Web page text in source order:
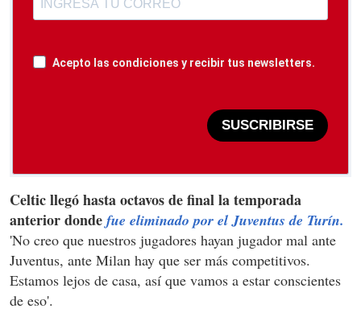
Acepto las condiciones y recibir tus newsletters.
SUSCRIBIRSE
Celtic llegó hasta octavos de final la temporada
anterior donde fue eliminado por el Juventus de Turín.
'No creo que nuestros jugadores hayan jugador mal ante
Juventus, ante Milan hay que ser más competitivos.
Estamos lejos de casa, así que vamos a estar conscientes
de eso'.